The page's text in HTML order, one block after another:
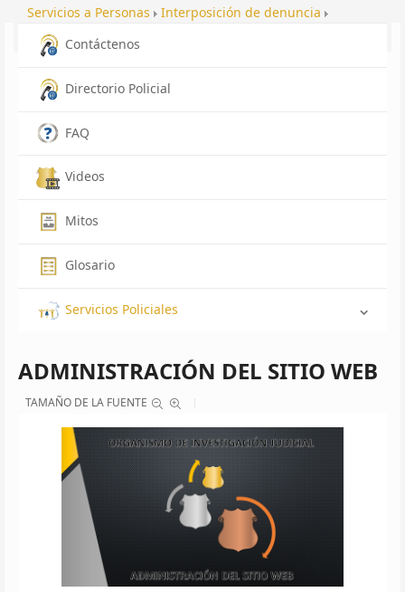
Servicios a Personas
Interposición de denuncia
Contenido
Contáctenos
Directorio Policial
FAQ
Videos
Mitos
Glosario
Servicios Policiales
ADMINISTRACIÓN DEL SITIO WEB
TAMAÑO DE LA FUENTE